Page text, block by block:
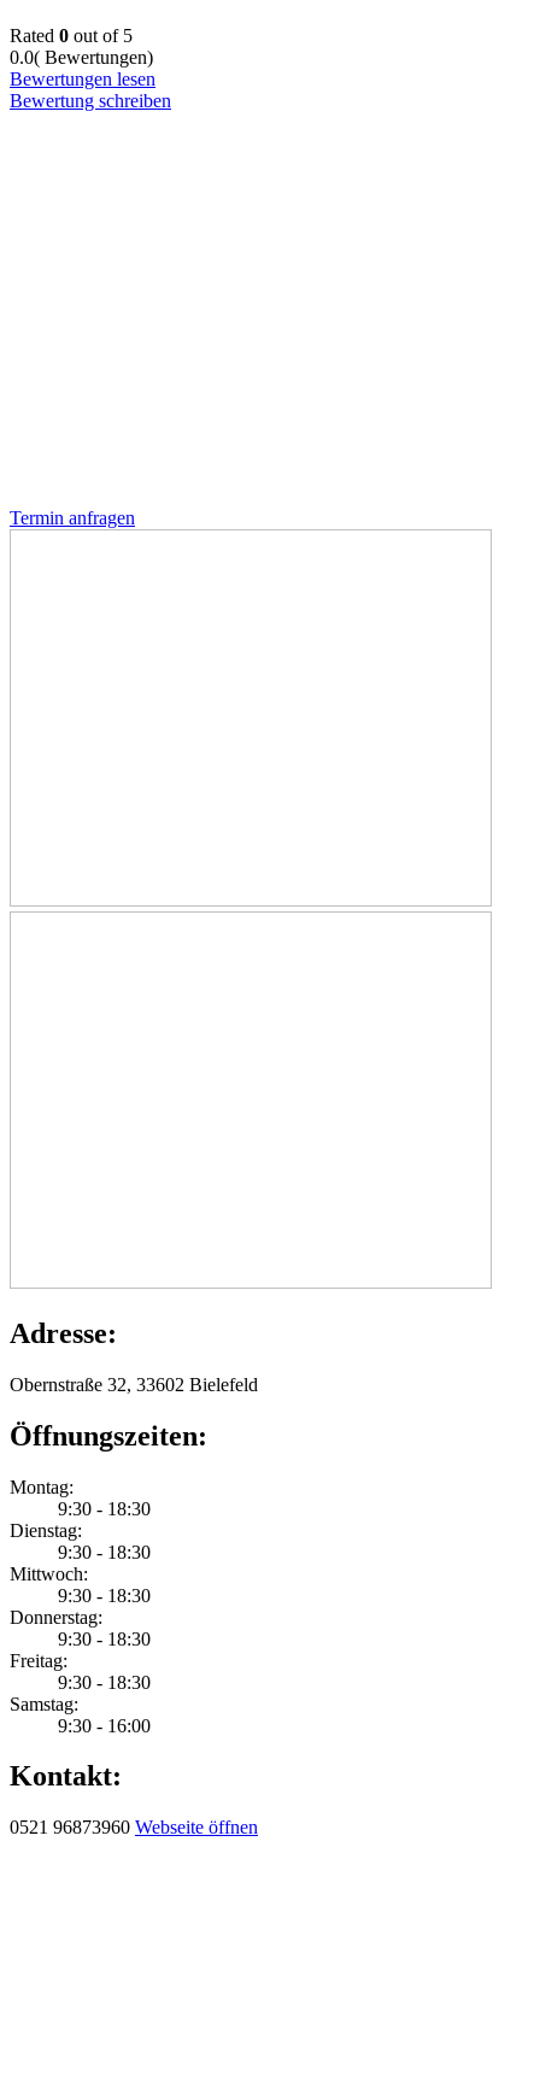
Rated 0 out of 5
0.0( Bewertungen)
Bewertungen lesen
Bewertung schreiben
Termin anfragen
Adresse:
Obernstraße 32, 33602 Bielefeld
Öffnungszeiten:
Montag:
9:30 - 18:30
Dienstag:
9:30 - 18:30
Mittwoch:
9:30 - 18:30
Donnerstag:
9:30 - 18:30
Freitag:
9:30 - 18:30
Samstag:
9:30 - 16:00
Kontakt:
0521 96873960 Webseite öffnen